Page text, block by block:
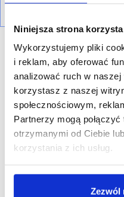
Niniejsza strona
Wykorzystujemy pliki
i reklam, aby oferować
analizować ruch w
korzystasz z naszej
społecznościowym,
Partnerzy mogą
otrzymanymi od Ciebie
korzystania z ich usług.
Zezwól
R E K